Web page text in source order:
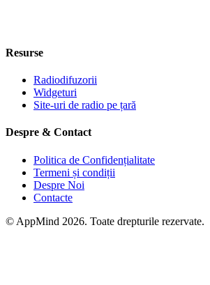
Resurse
Radiodifuzorii
Widgeturi
Site-uri de radio pe țară
Despre & Contact
Politica de Confidențialitate
Termeni și condiții
Despre Noi
Contacte
© AppMind 2026. Toate drepturile rezervate.